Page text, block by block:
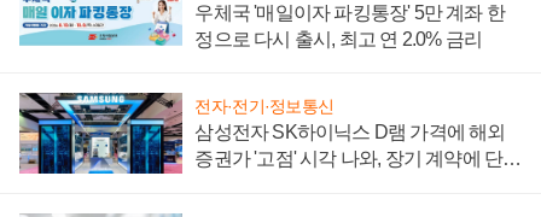
우체국 '매일이자 파킹통장' 5만 계좌 한
정으로 다시 출시, 최고 연 2.0% 금리
전자·전기·정보통신
삼성전자 SK하이닉스 D램 가격에 해외
증권가 '고점' 시각 나와, 장기 계약에 단점